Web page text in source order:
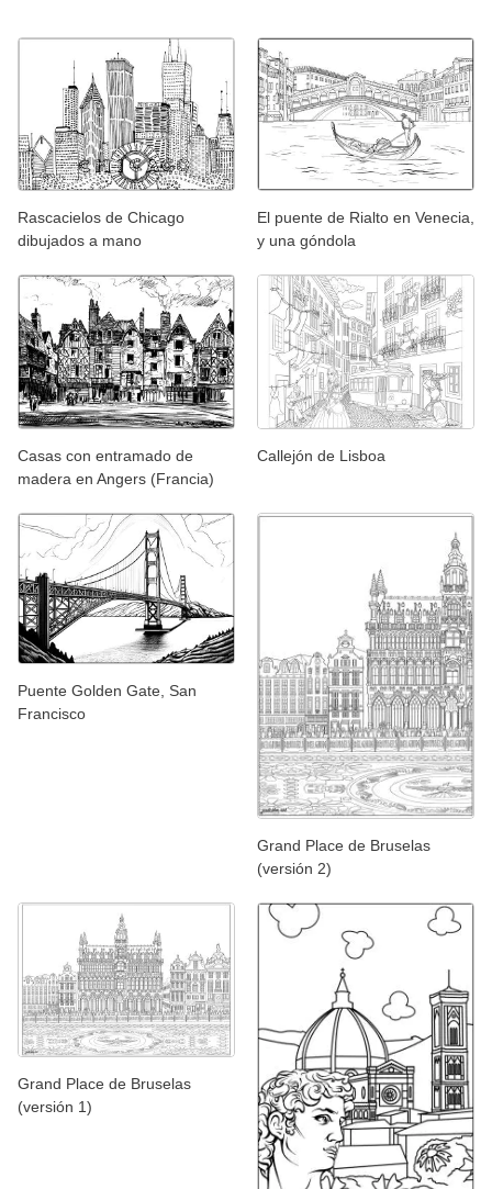
Rascacielos de Chicago
dibujados a mano
El puente de Rialto en Venecia,
y una góndola
Casas con entramado de
madera en Angers (Francia)
Callejón de Lisboa
Puente Golden Gate, San
Francisco
Grand Place de Bruselas
(versión 2)
Grand Place de Bruselas
(versión 1)